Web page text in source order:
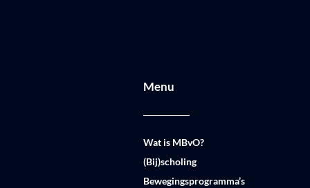
Menu
Wat is MBvO?
(Bij)scholing
Bewegingsprogramma’s